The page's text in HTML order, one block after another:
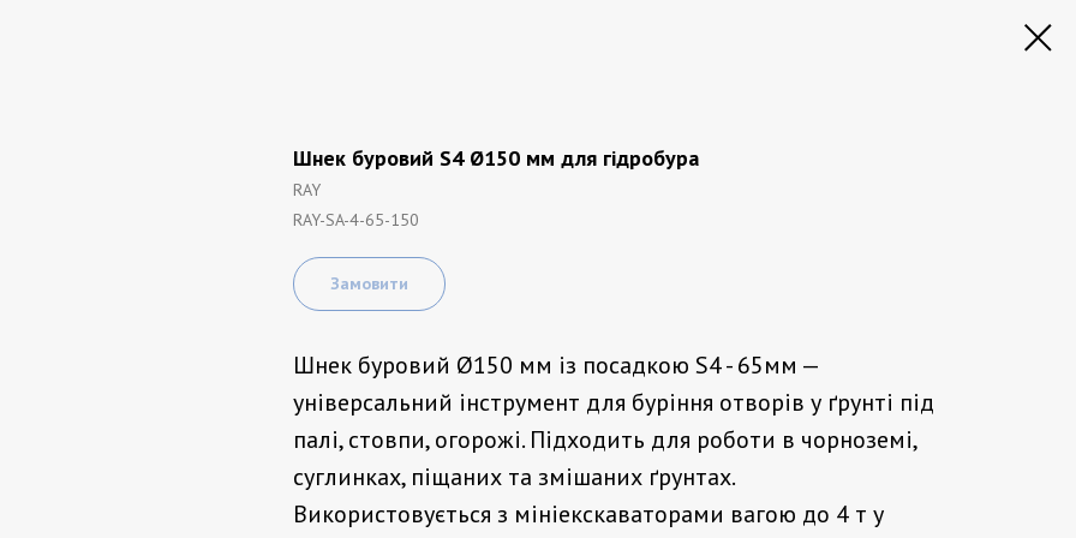
Шнек буровий S4 Ø150 мм для гідробура
RAY
RAY-SA-4-65-150
Замовити
Шнек буровий Ø150 мм із посадкою S4 - 65мм —
універсальний інструмент для буріння отворів у ґрунті під
палі, стовпи, огорожі. Підходить для роботи в чорноземі,
суглинках, піщаних та змішаних ґрунтах.
Використовується з мініекскаваторами вагою до 4 т у